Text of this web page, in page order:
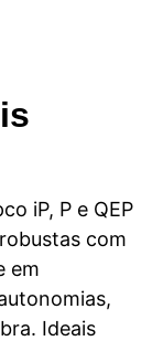
iP, P e QEP
com
em
Ideais